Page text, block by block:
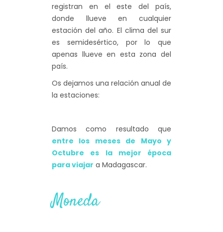
registran en el este del país,
donde llueve en cualquier
estación del año. El clima del sur
es semidesértico, por lo que
apenas llueve en esta zona del
país.
Os dejamos una relación anual de
la estaciones:
Damos como resultado que
entre los meses de Mayo y
Octubre es la mejor época
para viajar a Madagascar.
Moneda